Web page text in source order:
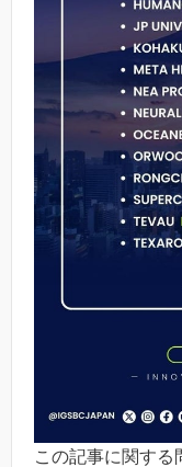
この記事に関する